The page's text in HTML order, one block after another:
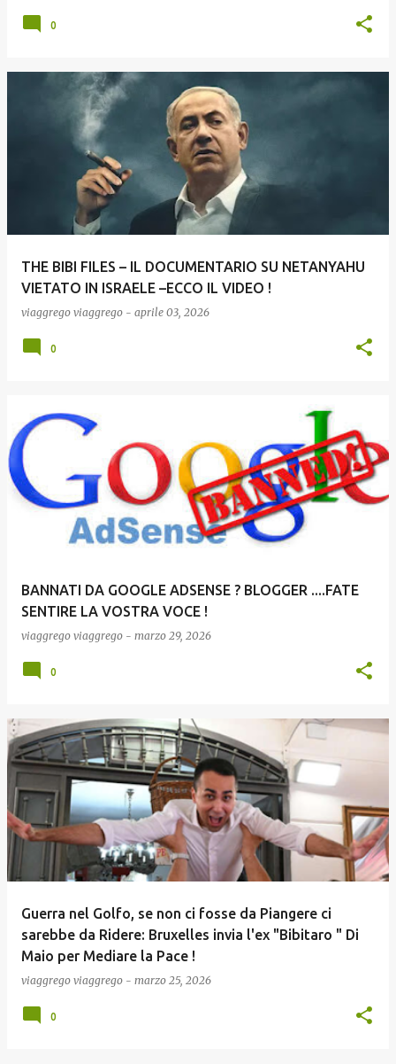
0
THE BIBI FILES – IL DOCUMENTARIO SU NETANYAHU
VIETATO IN ISRAELE –ECCO IL VIDEO !
viaggrego viaggrego - aprile 03, 2026
0
BANNATI DA GOOGLE ADSENSE ? BLOGGER ....FATE
SENTIRE LA VOSTRA VOCE !
viaggrego viaggrego - marzo 29, 2026
0
Guerra nel Golfo, se non ci fosse da Piangere ci
sarebbe da Ridere: Bruxelles invia l'ex "Bibitaro " Di
Maio per Mediare la Pace !
viaggrego viaggrego - marzo 25, 2026
0